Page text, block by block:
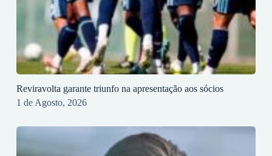
Reviravolta garante triunfo na apresentação aos sócios
1 de Agosto, 2026